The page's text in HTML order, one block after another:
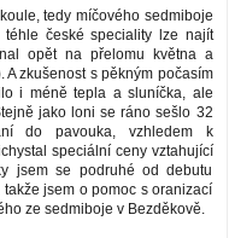
tedy míčového sedmiboje
české speciality lze najít
opět na přelomu května a
A zkušenost s pěkným počasím
i méně tepla a sluníčka, ale
jako loni se ráno sešlo 32
do pavouka, vzhledem k
speciální ceny vztahující
jsem se podruhé od debutu
jsem o pomoc s oranizací
ze sedmiboje v Bezděkově.